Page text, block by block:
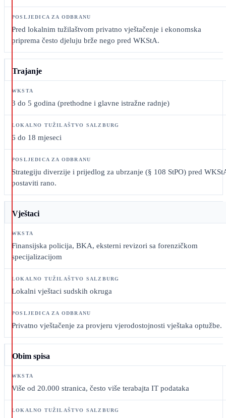
Pred lokalnim tužilaštvom privatno vještačenje i ekonomska
priprema često djeluju brže nego pred WKStA.
Trajanje
3 do 5 godina (prethodne i glavne istražne radnje)
6 do 18 mjeseci
Strategiju diverzije i prijedlog za ubrzanje (§ 108 StPO) pred
postaviti rano.
Vještaci
Finansijska policija, BKA, eksterni revizori sa forenzičkom
specijalizacijom
Lokalni vještaci sudskih okruga
Privatno vještačenje za provjeru vjerodostojnosti vještaka optužbe.
Obim spisa
Više od 20.000 stranica, često više terabajta IT podataka